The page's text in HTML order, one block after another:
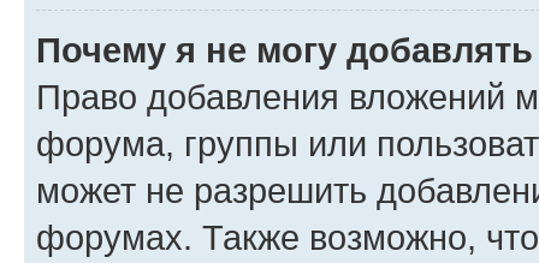
Почему я не могу
Право добавления вложений
форума, группы или
может не разрешить
форумах. Также возможно,